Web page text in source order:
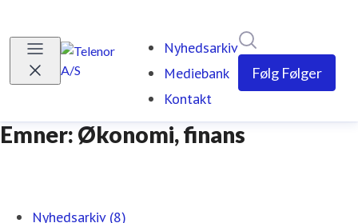
Nyhedsarkiv
Mediebank
Kontakt
Følg Følger
Emner: Økonomi, finans
Nyhedsarkiv (8)